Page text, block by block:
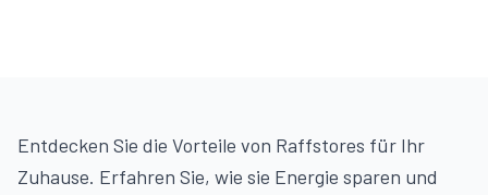
Entdecken Sie die Vorteile von Raffstores für Ihr
Zuhause. Erfahren Sie, wie sie Energie sparen und